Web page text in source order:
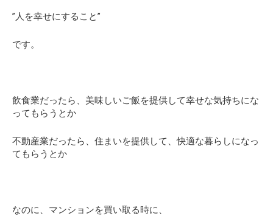
”人を幸せにすること”
です。
飲食業だったら、美味しいご飯を提供して幸せな気持ちにな
ってもらうとか
不動産業だったら、住まいを提供して、快適な暮らしになっ
てもらうとか
なのに、マンションを買い取る時に、